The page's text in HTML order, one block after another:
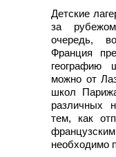
Детские
за
очередь,
Франция
географию
можно от
школ
различных
тем, как
необходимо